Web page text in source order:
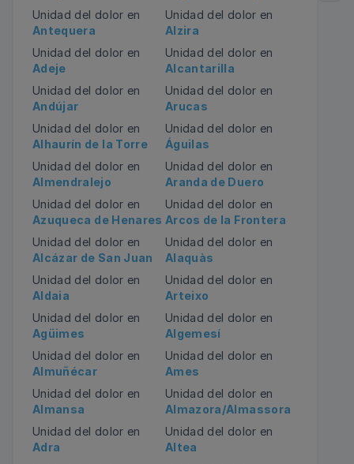
Unidad del dolor en
Antequera
Unidad del dolor en
Alzira
Unidad del dolor en
Adeje
Unidad del dolor en
Alcantarilla
Unidad del dolor en
Andújar
Unidad del dolor en
Arucas
Unidad del dolor en
Alhaurín de la Torre
Unidad del dolor en
Águilas
Unidad del dolor en
Almendralejo
Unidad del dolor en
Aranda de Duero
Unidad del dolor en
Azuqueca de Henares
Unidad del dolor en
Arcos de la Frontera
Unidad del dolor en
Alcázar de San Juan
Unidad del dolor en
Alaquàs
Unidad del dolor en
Aldaia
Unidad del dolor en
Arteixo
Unidad del dolor en
Agüimes
Unidad del dolor en
Algemesí
Unidad del dolor en
Almuñécar
Unidad del dolor en
Ames
Unidad del dolor en
Almansa
Unidad del dolor en
Almazora/Almassora
Unidad del dolor en
Adra
Unidad del dolor en
Altea